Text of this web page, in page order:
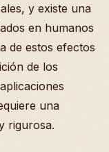
y existe una
en humanos
de estos efectos
de los
una
rigurosa.